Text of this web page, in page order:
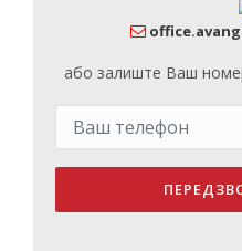
або залиште Ваш